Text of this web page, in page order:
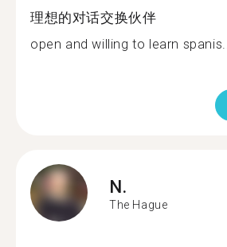
理想的对话交换伙伴
open and willing to learn spanis...
N.
The Hague